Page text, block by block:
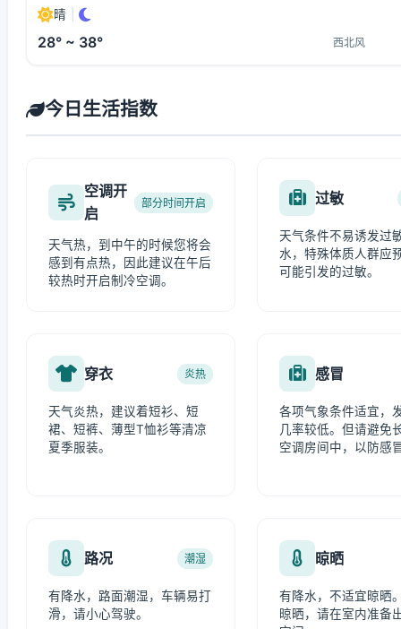
晴
28° ~ 38° 西北风
今日生活指数
空调开
启
部分时间开启
天气热，到中午的时候您将会
感到有点热，因此建议在午后
较热时开启制冷空调。
过敏
天气条件不易诱发过
水，特殊体质人群应
可能引发的过敏。
穿衣 炎热
天气炎热，建议着短衫、短
裙、短裤、薄型T恤衫等清凉
夏季服装。
感冒
各项气象条件适宜，
几率较低。但请避免
空调房间中，以防感
路况 潮湿
有降水，路面潮湿，车辆易打
滑，请小心驾驶。
晾晒
有降水，不适宜晾晒
晾晒，请在室内准备